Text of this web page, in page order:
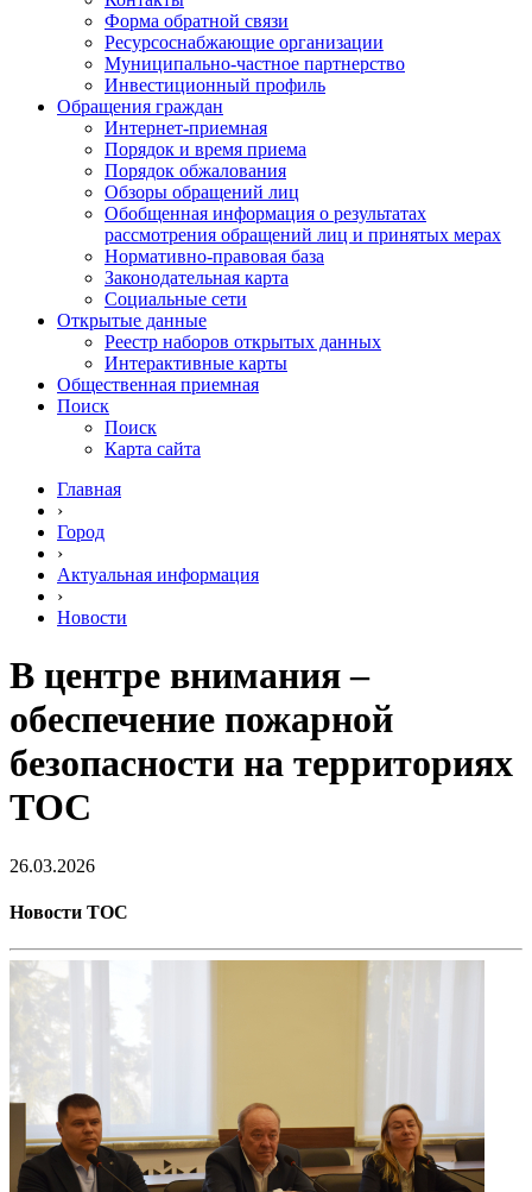
Форма обратной связи
Ресурсоснабжающие организации
Муниципально-частное партнерство
Инвестиционный профиль
Обращения граждан
Интернет-приемная
Порядок и время приема
Порядок обжалования
Обзоры обращений лиц
Обобщенная информация о результатах
рассмотрения обращений лиц и принятых мерах
Нормативно-правовая база
Законодательная карта
Социальные сети
Открытые данные
Реестр наборов открытых данных
Интерактивные карты
Общественная приемная
Поиск
Поиск
Карта сайта
Главная
›
Город
›
Актуальная информация
›
Новости
В центре внимания –
обеспечение пожарной
безопасности на территориях
ТОС
26.03.2026
Новости ТОС